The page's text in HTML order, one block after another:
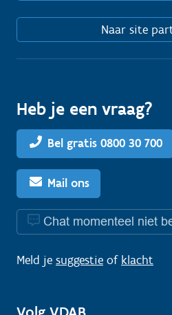
Naar site
Heb je een vraag?
Bel gratis 0800 30 700
Mail ons
Chat momenteel niet
Meld je suggestie of klacht